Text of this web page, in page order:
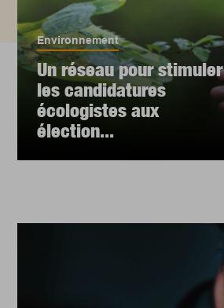
Environnement
Un réseau pour stimuler
les candidatures
écologistes aux
élection...